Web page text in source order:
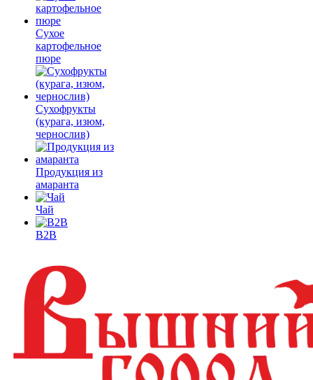
Сухое
картофельное
пюре
Сухофрукты
(курага, изюм,
чернослив)
Продукция из
амаранта
Чай
B2B